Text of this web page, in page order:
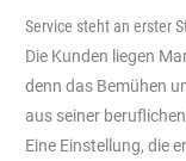
Service steht an erster
Die Kunden liegen
denn das Bemühen
aus seiner
Eine Einstellung, die